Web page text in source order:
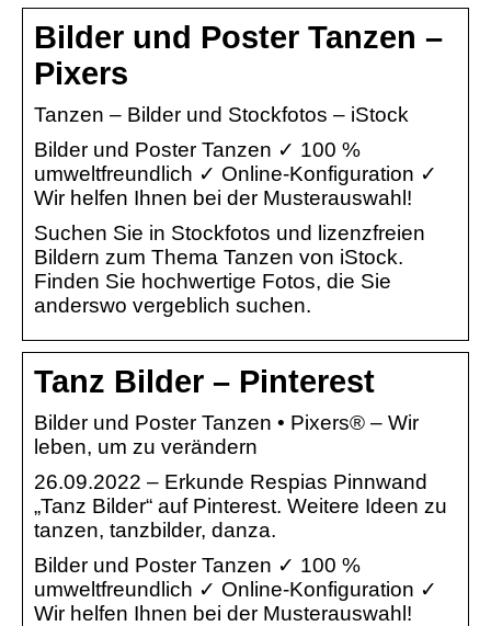
Bilder und Poster Tanzen –
Pixers
Tanzen – Bilder und Stockfotos – iStock
Bilder und Poster Tanzen ✓ 100 %
umweltfreundlich ✓ Online-Konfiguration ✓
Wir helfen Ihnen bei der Musterauswahl!
Suchen Sie in Stockfotos und lizenzfreien
Bildern zum Thema Tanzen von iStock.
Finden Sie hochwertige Fotos, die Sie
anderswo vergeblich suchen.
Tanz Bilder – Pinterest
Bilder und Poster Tanzen • Pixers® – Wir
leben, um zu verändern
26.09.2022 – Erkunde Respias Pinnwand
„Tanz Bilder“ auf Pinterest. Weitere Ideen zu
tanzen, tanzbilder, danza.
Bilder und Poster Tanzen ✓ 100 %
umweltfreundlich ✓ Online-Konfiguration ✓
Wir helfen Ihnen bei der Musterauswahl!